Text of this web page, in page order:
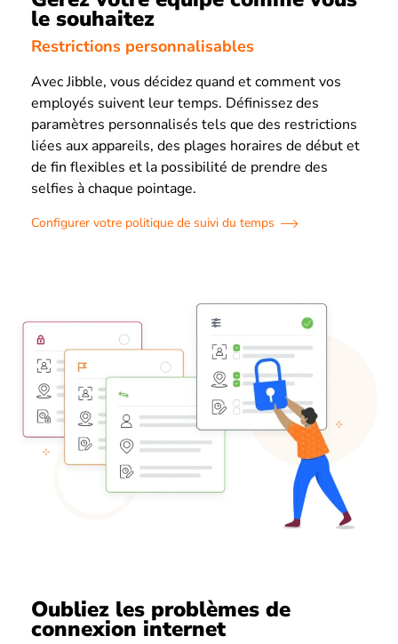
le souhaitez
Restrictions personnalisables
Avec Jibble, vous décidez quand et comment vos
employés suivent leur temps. Définissez des
paramètres personnalisés tels que des restrictions
liées aux appareils, des plages horaires de début et
de fin flexibles et la possibilité de prendre des
selfies à chaque pointage.
Configurer votre politique de suivi du temps
Oubliez les problèmes de
connexion internet